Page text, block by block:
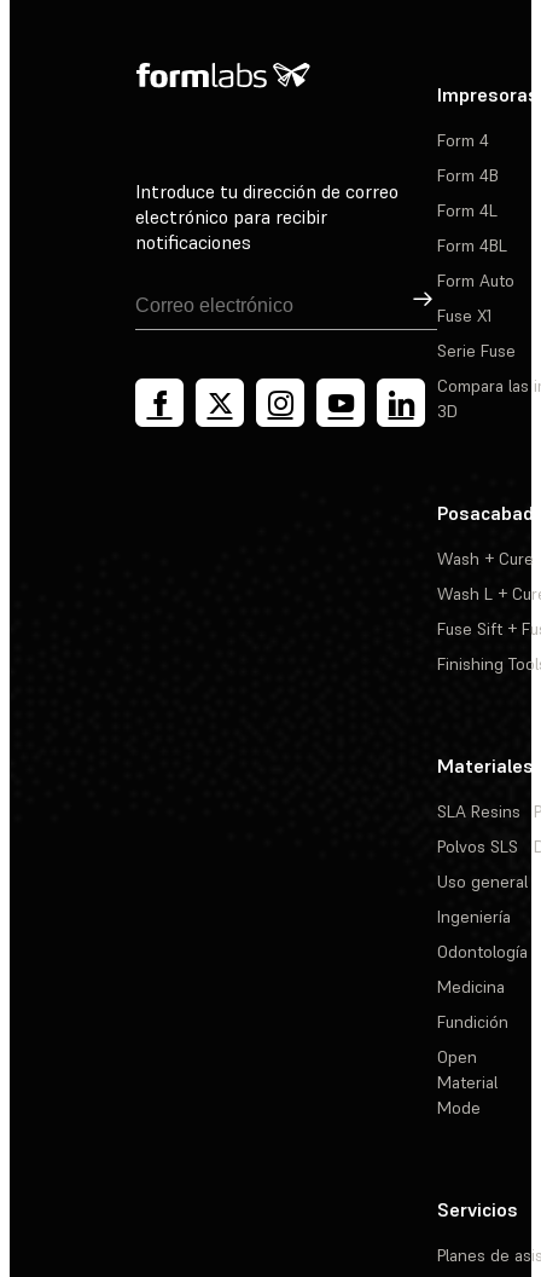
Introduce tu dirección de correo
electrónico para recibir
notificaciones
Suscribirse
Impresoras
Form 4
Form 4B
Form 4L
Form 4BL
Form Auto
Fuse X1
Serie Fuse
Compara las
3D
Wash + Cure
Wash L +
Fuse Sift +
Finishing
Materiales
SLA Resins
Polvos SLS
Uso general
Ingeniería
Odontología
Medicina
Fundición
Open
Material
Mode
Servicios
Planes de